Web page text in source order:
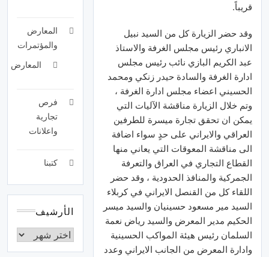
قريباً.
وقد حضر الزيارة كل من السيد نبيل
الانباري رئيس مجلس الغرفة والاستاذ
عبد الكريم البازي نائب رئيس مجلس
ادارة الغرفة والسادة حيدر زنكي ومحمد
الحسيني اعضاء مجلس ادارة الغرفة ،
وتم خلال الزيارة مناقشة الآليات التي
يمكن ان تحقق تجارة ميسرة للطرفين
العراقي والايراني على حدٍ سواء اضافة
الى مناقشة المعوقات التي يعاني منها
القطاع التجاري في العراق والتعرفة
الجمركية والمنافذ الحدودية ، وقد حضر
اللقاء كل من القنصل الايراني في كربلاء
السيد مير مسعود حسينيان والسيد ميسر
الحكيم مدير المعرض والسيد رياض نعمة
السلمان رئيس هيئة المواكب الحسينية
وادارة المعرض من الجانب الايراني وعدد
المعارض
والمؤتمرات
المعارض
فرص
تجارية
واعلانات
كتبنا
الأرشيف